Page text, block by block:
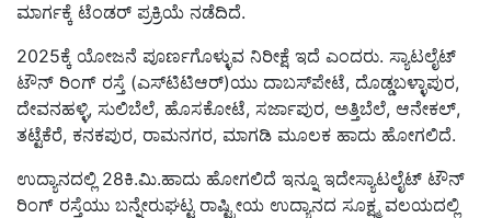
ಮಾರ್ಗಕ್ಕೆ ಟೆಂಡರ್ ಪ್ರಕ್ರಿಯೆ ನಡೆದಿದೆ.
2025ಕ್ಕೆ ಯೋಜನೆ ಪೂರ್ಣಗೊಳ್ಳುವ ನಿರೀಕ್ಷೆ ಇದೆ ಎಂದರು. ಸ್ಯಾಟಲೈಟ್‌
ಟೌನ್‌ ರಿಂಗ್‌ ರಸ್ತೆ (ಎಸ್‌ಟಿಟಿಆರ್‌)ಯು ದಾಬಸ್‌ಪೇಟೆ, ದೊಡ್ಡಬಳ್ಳಾಪುರ,
ದೇವನಹಳ್ಳಿ, ಸುಲಿಬೆಲೆ, ಹೊಸಕೋಟೆ, ಸರ್ಜಾಪುರ, ಅತ್ತಿಬೆಲೆ, ಆನೇಕಲ್,
ತಟ್ಟೆಕೆರೆ, ಕನಕಪುರ, ರಾಮನಗರ, ಮಾಗಡಿ ಮೂಲಕ ಹಾದು ಹೋಗಲಿದೆ.
ಉದ್ಯಾನದಲ್ಲಿ 28ಕಿ.ಮಿ.ಹಾದು ಹೋಗಲಿದೆ ಇನ್ನೂ ಇದೇಸ್ಯಾಟಲೈಟ್‌ ಟೌನ್‌
ರಿಂಗ್‌ ರಸ್ತೆಯು ಬನ್ನೇರುಘಟ್ಟ ರಾಷ್ಟ್ರೀಯ ಉದ್ಯಾನದ ಸೂಕ್ಷ್ಮ ವಲಯದಲ್ಲಿ